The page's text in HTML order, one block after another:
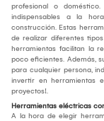
profesional o
indispensables a la
construcción. Estas
de realizar diferentes
herramientas facilitan la
poco eficientes. Además,
para cualquier persona,
invertir en herramientas
proyectos!.
Herramientas eléctricas
A la hora de elegir